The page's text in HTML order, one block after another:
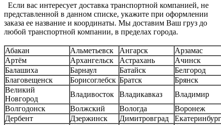
Если вас интересует доставка транспортной компанией, не
представленной в данном списке, укажите при оформлении
заказа ее название и координаты. Мы доставим Ваш груз до
любой транспортной компании, в пределах города.
Абакан Альметьевск Ангарск
Арзамас
Артём
Архангельск Астрахань
Ачинск
Балашиха
Барнаул Батайск
Белгород
Благовещенск
Борисоглебск Братск
Брянск
Великий
Новгород
Владивосток Владикавказ
Владимир
Волгодонск
Волжский Вологда
Воронеж
Дербент
Дзержинск Димитровград
Екатеринбург